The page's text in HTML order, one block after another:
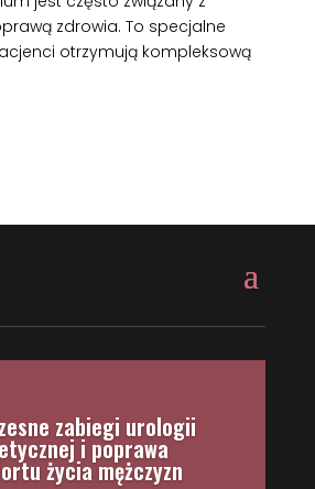
zdrowia. To specjalne
otrzymują kompleksową
zabiegi urologii
i poprawa
życia mężczyzn